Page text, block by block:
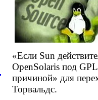
«Если Sun
OpenSolaris под
причиной» для
Торвальдс.